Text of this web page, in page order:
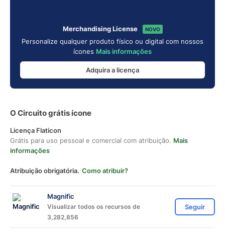
Merchandising License NOVO
Personalize qualquer produto físico ou digital com nossos
ícones Mais informações
Adquira a licença
O Circuito grátis ícone
Licença Flaticon
Grátis para uso pessoal e comercial com atribuição. Mais
informações
Atribuição obrigatória. Como atribuir?
Magnific
Visualizar todos os recursos de
3,282,856
Seguir